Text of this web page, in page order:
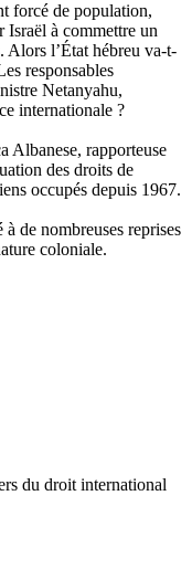
forcé de population,
Israël à commettre un
Alors l’État hébreu va-t-
responsables
Netanyahu,
internationale ?
Albanese, rapporteuse
des droits de
occupés depuis 1967.
de nombreuses reprises
coloniale.
du droit international